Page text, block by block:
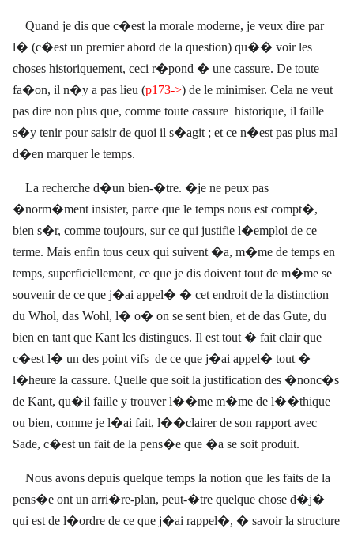
Quand je dis que c�est la morale moderne, je veux dire par
l� (c�est un premier abord de la question) qu�� voir les
choses historiquement, ceci r�pond � une cassure. De toute
fa�on, il n�y a pas lieu (p173->) de le minimiser. Cela ne veut
pas dire non plus que, comme toute cassure historique, il faille
s�y tenir pour saisir de quoi il s�agit ; et ce n�est pas plus mal
d�en marquer le temps.
La recherche d�un bien-�tre. �je ne peux pas
�norm�ment insister, parce que le temps nous est compt�,
bien s�r, comme toujours, sur ce qui justifie l�emploi de ce
terme. Mais enfin tous ceux qui suivent �a, m�me de temps en
temps, superficiellement, ce que je dis doivent tout de m�me se
souvenir de ce que j�ai appel� � cet endroit de la distinction
du Whol, das Wohl, l� o� on se sent bien, et de das Gute, du
bien en tant que Kant les distingues. Il est tout � fait clair que
c�est l� un des point vifs de ce que j�ai appel� tout �
l�heure la cassure. Quelle que soit la justification des �nonc�s
de Kant, qu�il faille y trouver l��me m�me de l��thique
ou bien, comme je l�ai fait, l��clairer de son rapport avec
Sade, c�est un fait de la pens�e que �a se soit produit.
Nous avons depuis quelque temps la notion que les faits de la
pens�e ont un arri�re-plan, peut-�tre quelque chose d�j�
qui est de l�ordre de ce que j�ai rappel�, � savoir la structure